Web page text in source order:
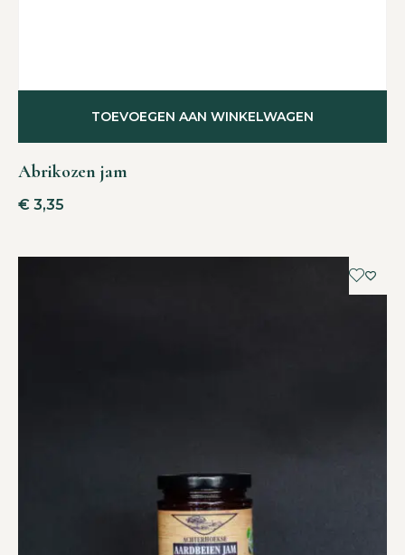
Abrikozen jam
€ 3,35
TOEVOEGEN AAN WINKELWAGEN